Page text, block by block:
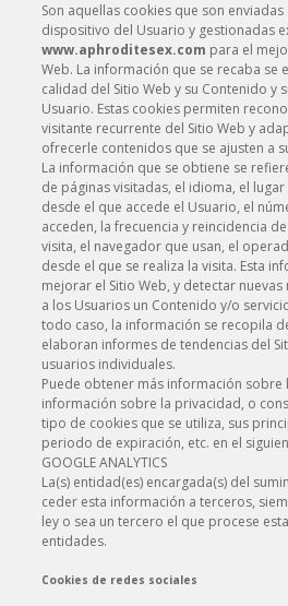
Son aquellas cookies que son
dispositivo del Usuario y gestionadas
www.aphroditesex.com para el
Web. La información que se recaba se
calidad del Sitio Web y su Contenido y
Usuario. Estas cookies permiten
visitante recurrente del Sitio Web y
ofrecerle contenidos que se ajusten a
La información que se obtiene se
de páginas visitadas, el idioma, el
desde el que accede el Usuario, el
acceden, la frecuencia y reincidencia
visita, el navegador que usan, el
desde el que se realiza la visita. Esta
mejorar el Sitio Web, y detectar
a los Usuarios un Contenido y/o
todo caso, la información se recopila
elaboran informes de tendencias del
usuarios individuales.
Puede obtener más información sobre
información sobre la privacidad, o
tipo de cookies que se utiliza, sus
periodo de expiración, etc. en el
GOOGLE ANALYTICS
La(s) entidad(es) encargada(s) del
ceder esta información a terceros,
ley o sea un tercero el que procese
entidades.
Cookies de redes sociales